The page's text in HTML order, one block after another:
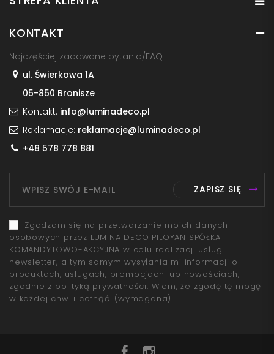
KONTAKT
Najczęściej zadawane pytania/FAQ
ul. Świerkowa 1A
05-850 Bronisze
Kontakt: info@luminadeco.pl
Reklamacje: reklamacje@luminadeco.pl
+48 578 778 881
ZAPISZ SIĘ
Zgadzam się na przetwarzanie moich danych
osobowych przez LUMINA DECO PILOYAN SPÓŁKA
KOMANDYTOWO-AKCYJNA w celu realizacji usługi
newsletter, a tym samym wysyłania mi informacji o
produktach, usługach, promocjach lub nowościach,
zgodnie z polityką prywatności. Wiem, że zgodę tę mogę
w każdej chwili cofnąć. (wymagana)